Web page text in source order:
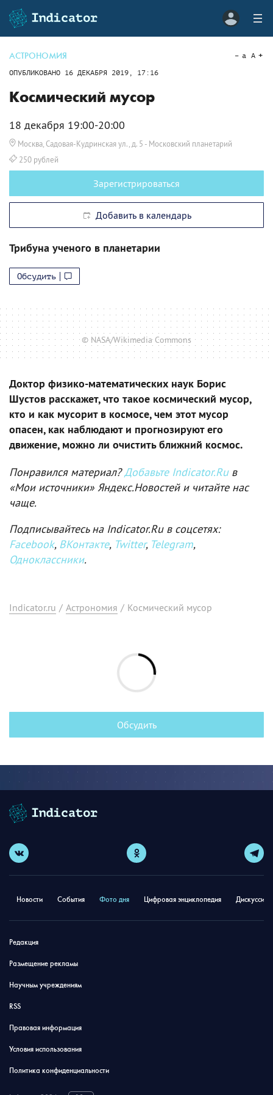
АСТРОНОМИЯ
ОПУБЛИКОВАНО 16 ДЕКАБРЯ 2019, 17:16
a A
Космический мусор
18 декабря 19:00-20:00
Москва, Садовая-Кудринская ул., д. 5 - Московский планетарий
250 рублей
Зарегистрироваться
Добавить в календарь
Трибуна ученого в планетарии
Обсудить
© NASA/Wikimedia Commons
Доктор физико-математических наук Борис
Шустов расскажет, что такое космический мусор,
кто и как мусорит в космосе, чем этот мусор
опасен, как наблюдают и прогнозируют его
движение, можно ли очистить ближний космос.
Понравился материал?Добавьте Indicator.Ruв
«Мои источники» Яндекс.Новостей и читайте нас
чаще.
Подписывайтесь на Indicator.Ru в соцсетях:
Facebook, ВКонтакте, Twitter, Telegram,
Одноклассники.
Indicator.ru / Астрономия / Космический мусор
Обсудить
Новости События Фото дня Цифровая энциклопедия
Редакция
Размещение рекламы
Научным учреждениям
RSS
Правовая информация
Условия использования
Политика конфиденциальности